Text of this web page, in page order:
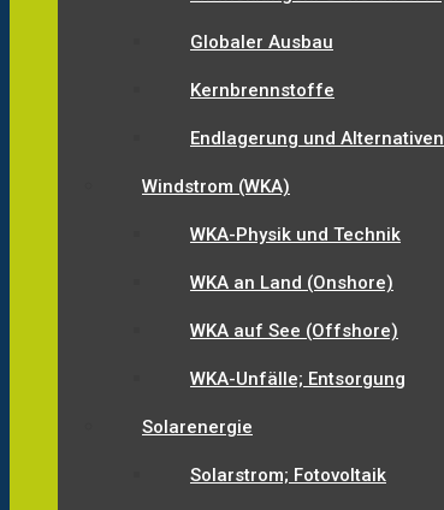
Globaler Ausbau
Kernbrennstoffe
Endlagerung und Alternativen
Windstrom (WKA)
WKA-Physik und Technik
WKA an Land (Onshore)
WKA auf See (Offshore)
WKA-Unfälle; Entsorgung
Solarenergie
Solarstrom; Fotovoltaik